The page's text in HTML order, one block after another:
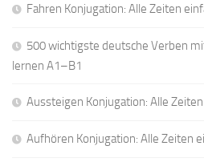
Fahren Konjugation: Alle Zeiten
500 wichtigste deutsche Verben
lernen A1–B1
Aussteigen Konjugation: Alle
Aufhören Konjugation: Alle Zeiten